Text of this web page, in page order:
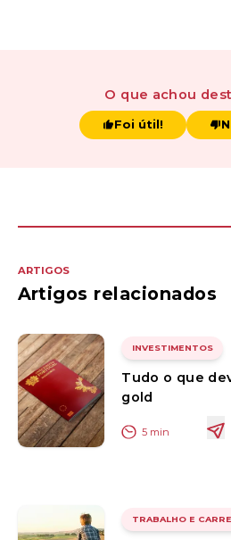
O que achou
Foi útil!
ARTIGOS
Artigos relacionados
INVESTIMENTOS
Tudo o que
gold
5 min
TRABALHO E